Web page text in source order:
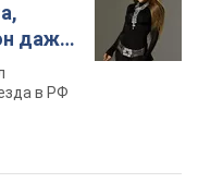
даже
в РФ